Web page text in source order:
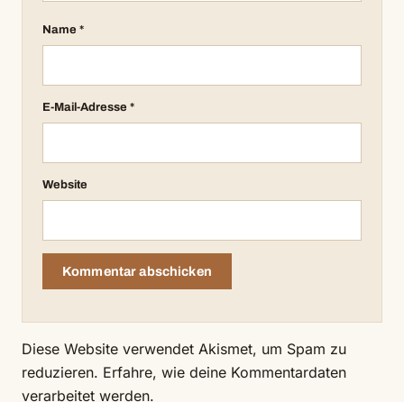
Name *
E-Mail-Adresse *
Website
Diese Website verwendet Akismet, um Spam zu
reduzieren. Erfahre, wie deine Kommentardaten
verarbeitet werden.